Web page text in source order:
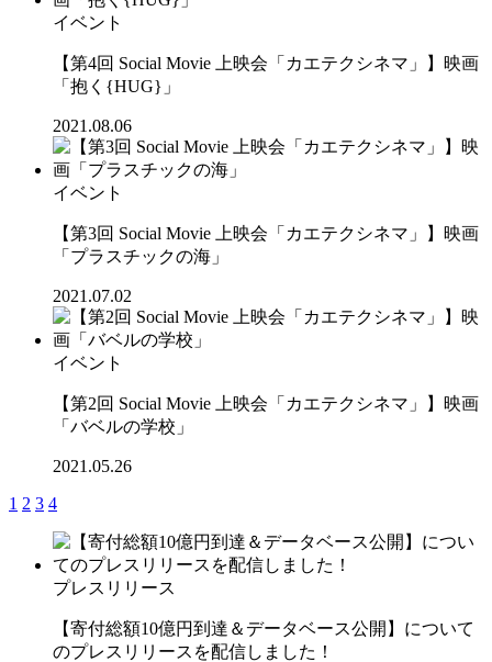
イベント
【第4回 Social Movie 上映会「カエテクシネマ」】映画
「抱く{HUG}」
2021.08.06
イベント
【第3回 Social Movie 上映会「カエテクシネマ」】映画
「プラスチックの海」
2021.07.02
イベント
【第2回 Social Movie 上映会「カエテクシネマ」】映画
「バベルの学校」
2021.05.26
1 2 3 4
プレスリリース
【寄付総額10億円到達＆データベース公開】について
のプレスリリースを配信しました！